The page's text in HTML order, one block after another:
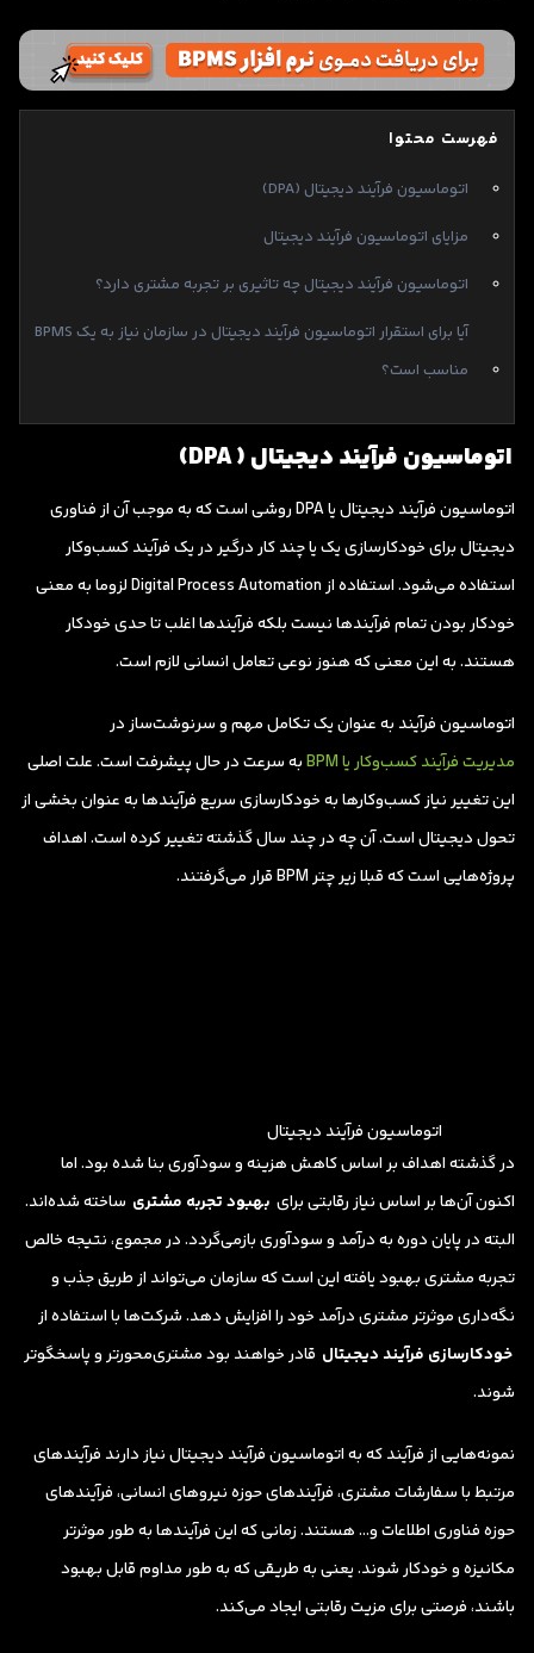
فهرست محتوا
اتوماسیون فرآیند دیجیتال (DPA)
مزایای اتوماسیون فرآیند دیجیتال
اتوماسیون فرآیند دیجیتال چه تاثیری بر تجربه مشتری دارد؟
آیا برای استقرار اتوماسیون فرآیند دیجیتال در سازمان نیاز به یک BPMS
مناسب است؟
اتوماسیون فرآیند دیجیتال (DPA)
اتوماسیون فرآیند دیجیتال یا DPA روشی است که به موجب آن از فناوری
دیجیتال برای خودکارسازی یک یا چند کار درگیر در یک فرآیند کسب‌وکار
استفاده می‌شود. استفاده از Digital Process Automation لزوما به معنی
خودکار بودن تمام فرآیندها نیست بلکه فرآیندها اغلب تا حدی خودکار
هستند. به این معنی که هنوز نوعی تعامل انسانی لازم است.
اتوماسیون فرآیند به عنوان یک تکامل مهم و سرنوشت‌ساز در
مدیریت فرآیند کسب‌وکار یا BPM
به سرعت در حال پیشرفت است. علت اصلی
این تغییر نیاز کسب‌وکارها به خودکارسازی سریع فرآیندها به عنوان بخشی از
تحول دیجیتال است. آن چه در چند سال گذشته تغییر کرده است. اهداف
پروژه‌هایی است که قبلا زیر چتر BPM قرار می‌گرفتند.
اتوماسیون فرآیند دیجیتال
در گذشته اهداف بر اساس کاهش هزینه و سودآوری بنا شده بود. اما
اکنون آن‌ها بر اساس نیاز رقابتی برای بهبود تجربه مشتری ساخته شده‌اند.
البته در پایان دوره به درآمد و سودآوری بازمی‌گردد. در مجموع، نتیجه خالص
تجربه مشتری بهبود یافته این است که سازمان‌ می‌تواند از طریق جذب و
نگه‌داری موثرتر مشتری درآمد خود را افزایش دهد. شرکت‌ها با استفاده از
خودکارسازی فرآیند دیجیتال قادر خواهند بود مشتری‌محورتر و پاسخگوتر
شوند.
نمونه‌هایی از فرآیند که به اتوماسیون فرآیند دیجیتال نیاز دارند فرآیندهای
مرتبط با سفارشات مشتری، فرآیندهای حوزه نیروهای انسانی، فرآیندهای
حوزه فناوری اطلاعات و… هستند. زمانی که این فرآیندها به طور موثرتر
مکانیزه و خودکار شوند. یعنی به طریقی که به طور مداوم قابل بهبود
باشند، فرصتی برای مزیت رقابتی ایجاد می‌کند.